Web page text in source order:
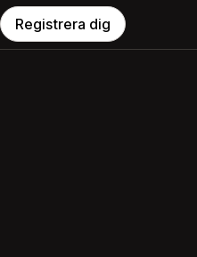
Registrera dig